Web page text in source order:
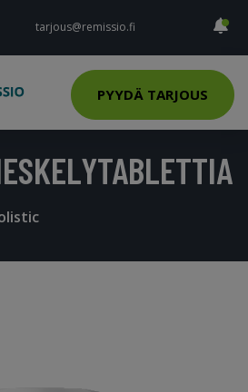
tarjous@remissio.fi
PYYDÄ TARJOUS